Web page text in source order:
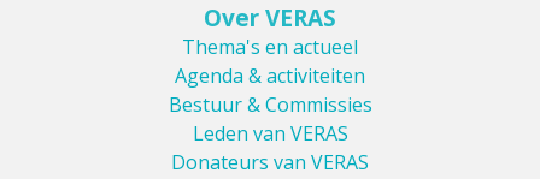
Over VERAS
Thema's en actueel
Agenda & activiteiten
Bestuur & Commissies
Leden van VERAS
Donateurs van VERAS